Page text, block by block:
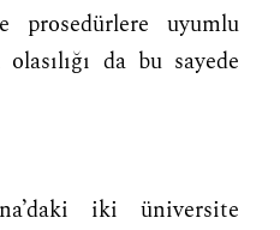
prosedürlere uyumlu
da bu sayede
iki üniversite